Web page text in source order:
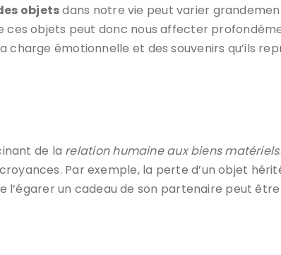
objetsdans notre vie peut varier
ces objets peut donc nous affecter
émotionnelle et des souvenirs qu’ils
de la relation humaine aux biens matériels
Par exemple, la perte d’un objet
l’égarer un cadeau de son partenaire peut